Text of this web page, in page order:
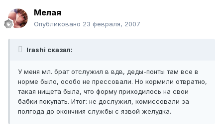
Мелая
Опубликовано 23 февраля, 2007
Irashi сказал:
У меня мл. брат отслужил в вдв, деды-понты там все в
норме было, особо не прессовали. Но кормили отвратно,
такая нищета была, что форму приходилось на свои
бабки покупать. Итог: не дослужил, комиссовали за
полгода до окончния службы с язвой желудка.